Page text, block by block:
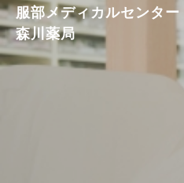
服部メディカルセンター
森川薬局